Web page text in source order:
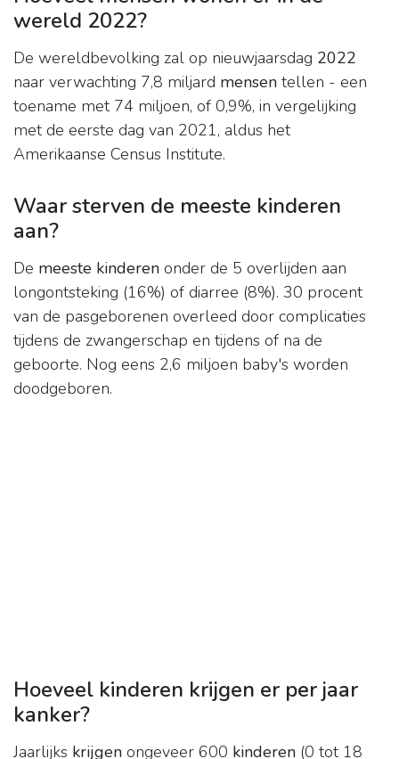
wereld 2022?
De wereldbevolking zal op nieuwjaarsdag 2022
naar verwachting 7,8 miljard mensen tellen - een
toename met 74 miljoen, of 0,9%, in vergelijking
met de eerste dag van 2021, aldus het
Amerikaanse Census Institute.
Waar sterven de meeste kinderen
aan?
De meeste kinderen onder de 5 overlijden aan
longontsteking (16%) of diarree (8%). 30 procent
van de pasgeborenen overleed door complicaties
tijdens de zwangerschap en tijdens of na de
geboorte. Nog eens 2,6 miljoen baby's worden
doodgeboren.
Hoeveel kinderen krijgen er per jaar
kanker?
Jaarlijks krijgen ongeveer 600 kinderen (0 tot 18